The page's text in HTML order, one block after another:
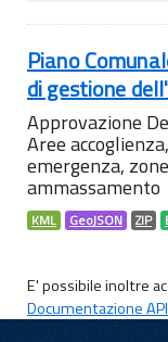
Piano
di gestione
Approvazione
Aree
emergenza,
ammassamento
KML GeoJSON ZIP
E' possibile inoltre
Documentazione API